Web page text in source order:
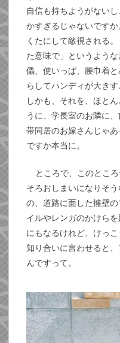
自信も持ちようがない
かすぎるじゃないです
くたにして敵視される
た意味で」というよう
儡、使いっぱ、腰巾着
らしてハンディが大き
しかも、それを、ほと
うに、学長室のお隣に
帯同居のお嫁さんじゃ
ですか本当に。
ところで、このとこ
そろおしまいになりそ
の、道路に面した擁壁
イルやレンガのかけら
にもなるけれど、けっ
知り合いに言わせると
んですって。